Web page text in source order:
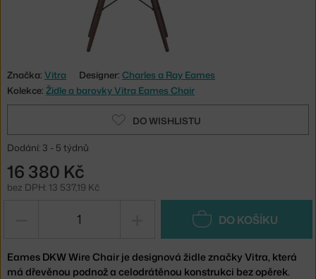
Značka: Vitra Designer: Charles a Ray Eames
Kolekce: Židle a barovky Vitra Eames Chair
DO WISHLISTU
Dodání: 3 - 5 týdnů
16 380 Kč
bez DPH: 13 537,19 Kč
DO KOŠÍKU
Eames DKW Wire Chair je designová židle značky Vitra, která
má dřevěnou podnož a celodrátěnou konstrukci bez opěrek.